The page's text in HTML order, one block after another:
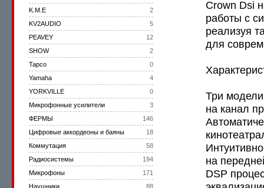
2
K.M.E
5
KV2AUDIO
12
PEAVEY
2
SHOW
0
Tapco
4
Yamaha
0
YORKVILLE
3
Микрофонные усилители
146
ФЕРМЫ
18
Цифровые аккордеоны и баяны
58
Коммутация
194
Радиосистемы
171
Микрофоны
88
Наушники
Crown Dsi
работы с
реализуя
для
Три
на канал
на
DSP